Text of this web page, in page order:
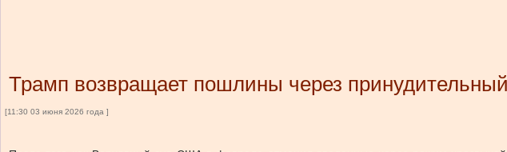
Трамп возвращает пошлины через
[11:30 03 июня 2026 года ]